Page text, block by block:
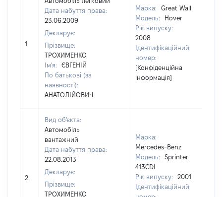
1
Дата набуття права:
23.06.2009
Декларує:
Прізвище:
ТРОХИМЕНКО
Ім'я:
ЄВГЕНІЙ
По батькові (за
наявності):
АНАТОЛІЙОВИЧ
Марка:
Great Wall
Модель:
Hover
Рік випуску:
2008
Ідентифікаційний
номер:
[Конфіденційна
інформація]
2
Вид об'єкта:
Автомобіль
вантажний
Дата набуття права:
22.08.2013
Декларує:
Прізвище:
ТРОХИМЕНКО
Марка:
Mercedes-Benz
Модель:
Sprinter
413CDI
Рік випуску:
2001
Ідентифікаційний